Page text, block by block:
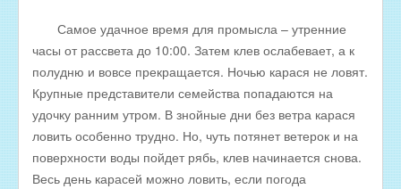
Самое удачное время для промысла – утренние
часы от рассвета до 10:00. Затем клев ослабевает, а к
полудню и вовсе прекращается. Ночью карася не ловят.
Крупные представители семейства попадаются на
удочку ранним утром. В знойные дни без ветра карася
ловить особенно трудно. Но, чуть потянет ветерок и на
поверхности воды пойдет рябь, клев начинается снова.
Весь день карасей можно ловить, если погода